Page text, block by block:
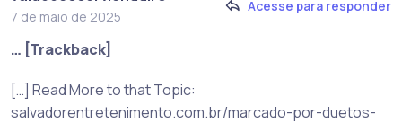
7 de maio de 2025
Acesse para responder
… [Trackback]
[…] Read More to that Topic:
salvadorentretenimento.com.br/marcado-por-duetos-